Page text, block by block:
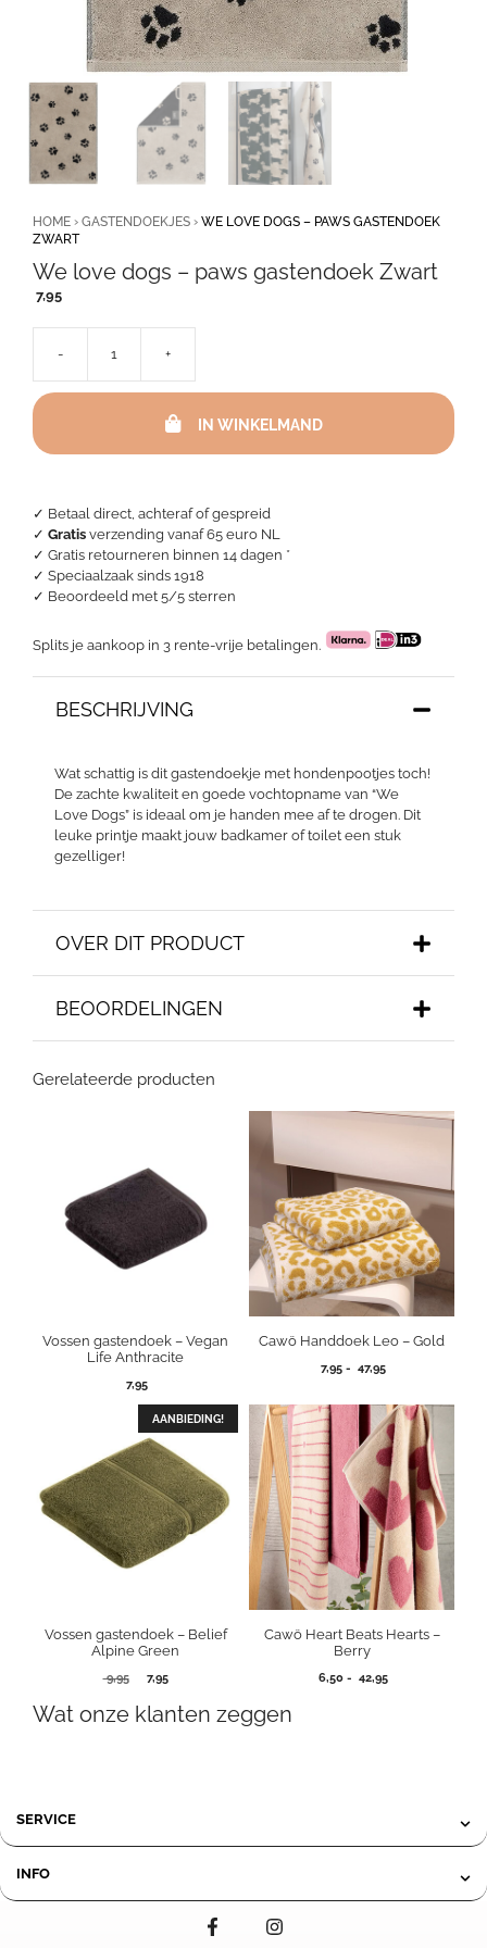
✓ Betaal direct, achteraf of gespreid
✓ Gratis verzending vanaf 65 euro NL
✓ Gratis retourneren binnen 14 dagen *
✓ Speciaalzaak sinds 1918
✓ Beoordeeld met 5/5 sterren
Splits je aankoop in 3 rente-vrije betalingen.
HOME › GASTENDOEKJES › WE LOVE DOGS – PAWS GASTENDOEK
ZWART
We love dogs – paws gastendoek Zwart
7,95
BESCHRIJVING
Wat schattig is dit gastendoekje met hondenpootjes toch!
De zachte kwaliteit en goede vochtopname van “We
Love Dogs” is ideaal om je handen mee af te drogen. Dit
leuke printje maakt jouw badkamer of toilet een stuk
gezelliger!
OVER DIT PRODUCT
BEOORDELINGEN
-
love
aantal
+
IN WINKELMAND
Gerelateerde producten
Vossen gastendoek – Vegan
Life Anthracite
7,95
Cawö Handdoek Leo – Gold
7,95 - 47,95Prijsklasse:
tot
47,95
AANBIEDING!
Vossen gastendoek – Belief
Alpine Green
9,95
Oorspronkelijke
was:
7,95Huidige
is:
Cawö Heart Beats Hearts –
Berry
6,50 - 42,95Prijsklasse:
Wat onze klanten zeggen
SERVICE
INFO